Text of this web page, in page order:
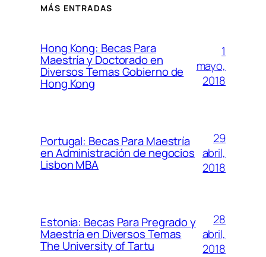
MÁS ENTRADAS
Hong Kong: Becas Para
Maestría y Doctorado en
Diversos Temas Gobierno de
Hong Kong
1
mayo,
2018
Portugal: Becas Para Maestría
en Administración de negocios
Lisbon MBA
29
abril,
2018
Estonia: Becas Para Pregrado y
Maestría en Diversos Temas
The University of Tartu
28
abril,
2018